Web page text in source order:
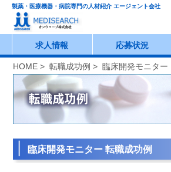
製薬・医療機器・病院専門の人材紹介 エージェント会社
求人情報 応募状況
HOME >転職成功例 > 臨床開発モニター
臨床開発モニター 転職成功例